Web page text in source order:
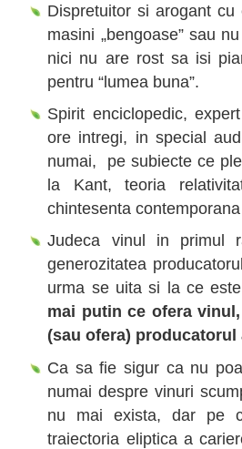
Dispretuitor si arogant
masini „bengoase” sau
nici nu are rost sa isi
pentru “lumea buna”.
Spirit enciclopedic,
ore intregi, in special
numai, pe subiecte ce
la Kant, teoria
chintesenta
Judeca vinul in primul
generozitatea
urma se uita si la ce
mai putin ce ofera
(sau ofera) producatorul
Ca sa fie sigur ca nu
numai despre vinuri
nu mai exista, dar pe
traiectoria eliptica a